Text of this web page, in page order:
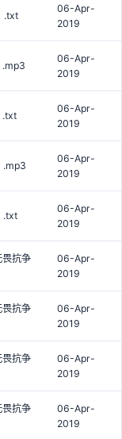
.txt
06-Apr-
2019
.mp3
06-Apr-
2019
.txt
06-Apr-
2019
.mp3
06-Apr-
2019
.txt
06-Apr-
2019
畏抗争
06-Apr-
2019
畏抗争
06-Apr-
2019
畏抗争
06-Apr-
2019
畏抗争
06-Apr-
2019